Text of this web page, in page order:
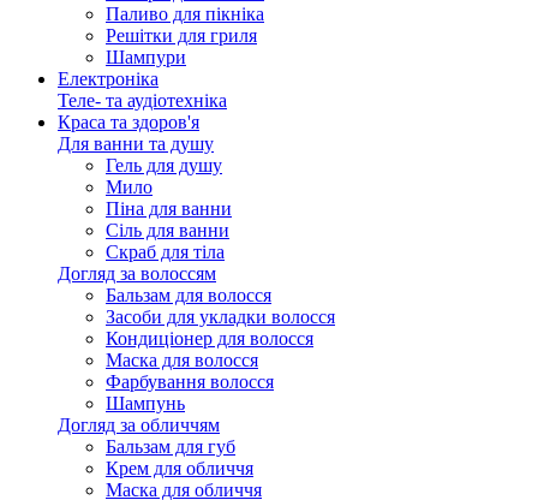
Паливо для пікніка
Решітки для гриля
Шампури
Електроніка
Теле- та аудіотехніка
Краса та здоров'я
Для ванни та душу
Гель для душу
Мило
Піна для ванни
Сіль для ванни
Скраб для тіла
Догляд за волоссям
Бальзам для волосся
Засоби для укладки волосся
Кондиціонер для волосся
Маска для волосся
Фарбування волосся
Шампунь
Догляд за обличчям
Бальзам для губ
Крем для обличчя
Маска для обличчя